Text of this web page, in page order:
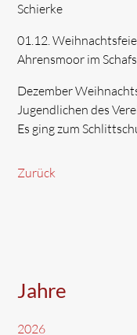
Schierke
01.12.
Ahrensmoor im
Dezember
Jugendlichen des
Es ging zum
Zurück
Jahre
2026